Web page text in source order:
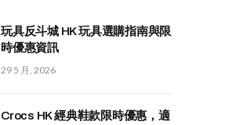
玩具反斗城 HK 玩具選購指南與限
時優惠資訊
29 5 月, 2026
Crocs HK 經典鞋款限時優惠，適